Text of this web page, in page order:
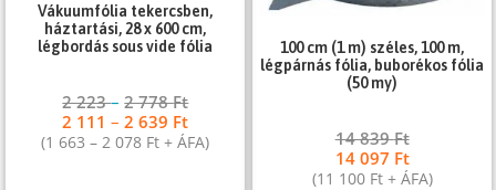
Vákuumfólia tekercsben,
háztartási, 28 x 600 cm,
légbordás sous vide fólia
2 223–2 778Ft
2 111–2 639 Ft
(1 663– 2 078 Ft + ÁFA)
100 cm (1 m) széles, 100 m,
légpárnás fólia, buborékos fólia
(50 my)
14 839Ft
14 097 Ft
(11 100 Ft+ ÁFA)